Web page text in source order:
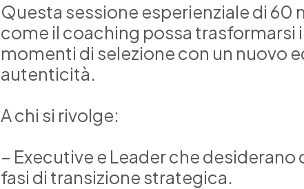
Questa sessione esperienziale di
come il coaching possa
momenti di selezione con un nuovo
autenticità.
A chi si rivolge:
– Executive e Leader che
fasi di transizione strategica.